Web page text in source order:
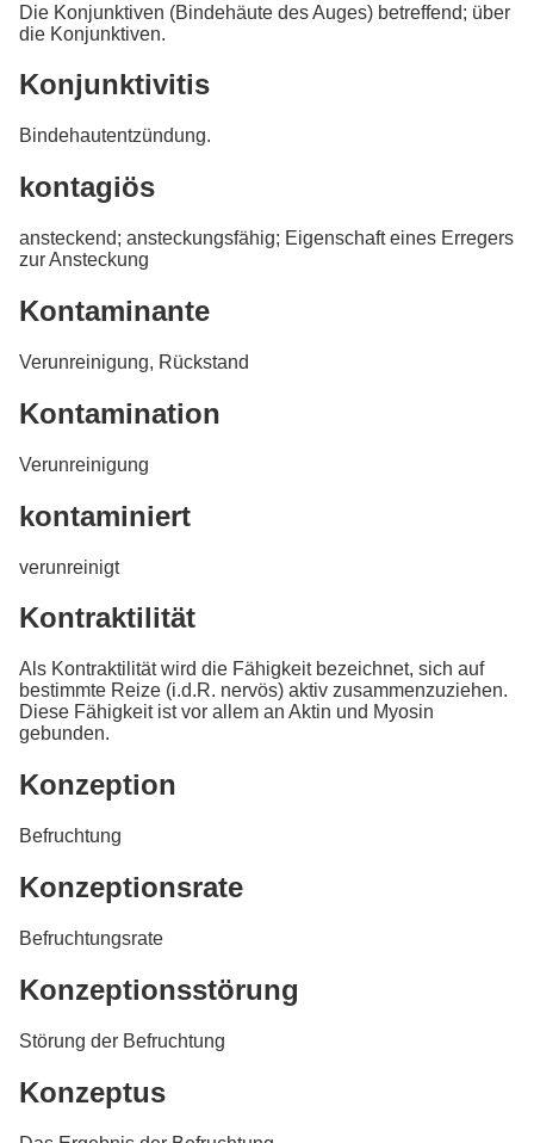
Die Konjunktiven (Bindehäute des Auges) betreffend; über
die Konjunktiven.
Konjunktivitis
Bindehautentzündung.
kontagiös
ansteckend; ansteckungsfähig; Eigenschaft eines Erregers
zur Ansteckung
Kontaminante
Verunreinigung, Rückstand
Kontamination
Verunreinigung
kontaminiert
verunreinigt
Kontraktilität
Als Kontraktilität wird die Fähigkeit bezeichnet, sich auf
bestimmte Reize (i.d.R. nervös) aktiv zusammenzuziehen.
Diese Fähigkeit ist vor allem an Aktin und Myosin
gebunden.
Konzeption
Befruchtung
Konzeptionsrate
Befruchtungsrate
Konzeptionsstörung
Störung der Befruchtung
Konzeptus